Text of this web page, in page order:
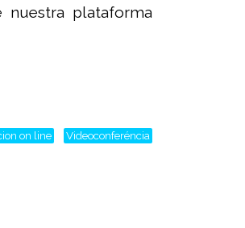
nuestra plataforma
on line Videoconferéncia